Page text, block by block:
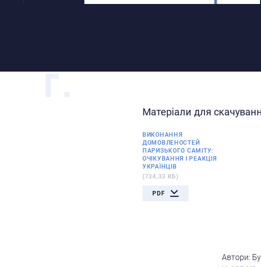
Матеріали для
ВИКОНАННЯ
ДОМОВЛЕНОСТЕЙ
ПАРИЗЬКОГО САМІТУ:
ОЧІКУВАННЯ І РЕАКЦІЯ
УКРАЇНЦІВ
(734,33 КБ)
PDF
Автори: